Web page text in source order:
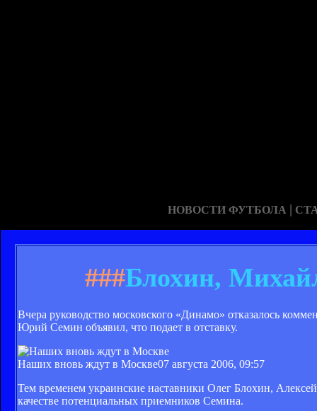
НОВОСТИ ФУТБОЛА |
###Блохин,
Вчера руководство московского «Динамо» отказалось
Юрий Семин объявил, что подает в отставку.
Наших вновь ждут в Москве07 августа 2006, 09:57
Тем временем украинские наставники Олег Блохин,
качестве потенциальных приемников Семина.